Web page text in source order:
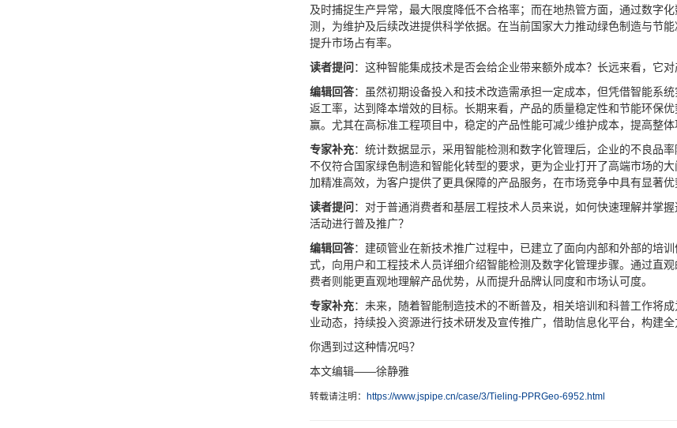
及时捕捉生产异常，最大限度降低不合格率；而在地热管方面，通过数字
测，为维护及后续改进提供科学依据。在当前国家大力推动绿色制造与节
提升市场占有率。
读者提问：这种智能集成技术是否会给企业带来额外成本？长远来看，它
编辑回答：虽然初期设备投入和技术改造需承担一定成本，但凭借智能系
返工率，达到降本增效的目标。长期来看，产品的质量稳定性和节能环保
赢。尤其在高标准工程项目中，稳定的产品性能可减少维护成本，提高整体
专家补充：统计数据显示，采用智能检测和数字化管理后，企业的不良品
不仅符合国家绿色制造和智能化转型的要求，更为企业打开了高端市场的
加精准高效，为客户提供了更具保障的产品服务，在市场竞争中具有显著优
读者提问：对于普通消费者和基层工程技术人员来说，如何快速理解并掌
活动进行普及推广？
编辑回答：建硕管业在新技术推广过程中，已建立了面向内部和外部的培
式，向用户和工程技术人员详细介绍智能检测及数字化管理步骤。通过直
费者则能更直观地理解产品优势，从而提升品牌认同度和市场认可度。
专家补充：未来，随着智能制造技术的不断普及，相关培训和科普工作将
业动态，持续投入资源进行技术研发及宣传推广，借助信息化平台，构建
你遇到过这种情况吗？
本文编辑——徐静雅
转载请注明： https://www.jspipe.cn/case/3/Tieling-PPRGeo-6952.html